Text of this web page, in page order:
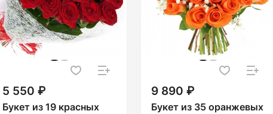
5 550 ₽
Букет из 19 красных
9 890 ₽
Букет из 35 оранжевых